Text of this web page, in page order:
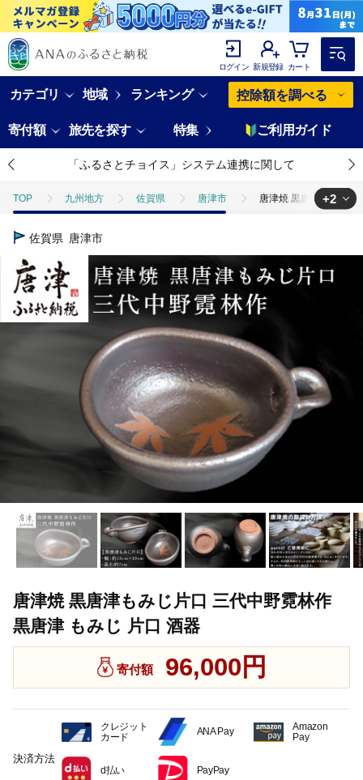
ログイン 新規登録 カート
カテゴリ 地域 ランキング 控除額を調べる
寄付額 旅先を探す 特集 ご利用ガイド
「ふるさとチョイス」システム連携に関して
TOP 九州地方 佐賀県 唐津市 唐津焼 黒唐津もみじ
TOP
TOP
+2
佐賀県 唐津市
唐津焼 黒唐津もみじ片口 三代中野霓林作
黒唐津 もみじ 片口 酒器
寄付額 96,000円
決済方法
クレジット
カード
ANA Pay
Amazon
Pay
d払い PayPay